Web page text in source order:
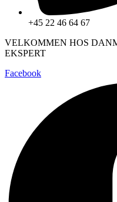
+45 22 46 64 67
VELKOMMEN HOS
EKSPERT
Facebook